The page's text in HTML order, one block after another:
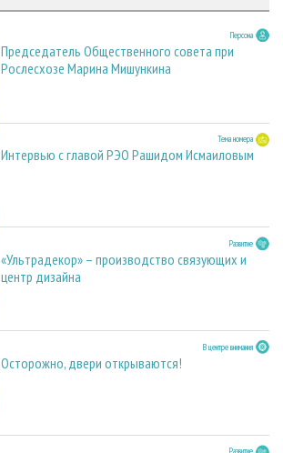
Персона
Председатель Общественного совета при
Рослесхозе Марина Мишункина
Тема номера
Интервью с главой РЭО Рашидом Исмаиловым
Развитие
«Ультрадекор» – производство связующих и
центр дизайна
В центре внимания
Осторожно, двери открываются!